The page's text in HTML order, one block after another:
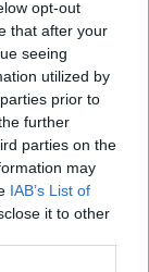
opt-out
that after your
seeing
utilized by
prior to
further
parties on the
may
IAB’s List of
it to other